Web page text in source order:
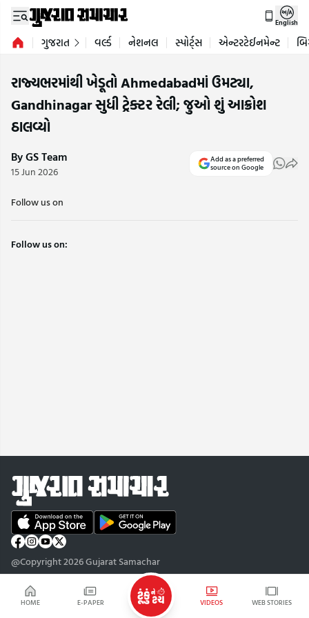
HOME E-PAPER VIDEOS WEB STORIES
English
ગુજરાત વર્લ્ડ નેશનલ સ્પોર્ટ્સ એન્ટરટેઈનમેન્ટ
રાજ્યભરમાંથી ખેડૂતો Ahmedabadમાં ઉમટ્યા,
Gandhinagar સુધી ટ્રેક્ટર રેલી; જુઓ શું આક્રોશ
ઠાલવ્યો
By GS Team
15 Jun 2026
Add as a preferred
source on Google
Follow us on
Follow us on:
@Copyright 2026 Gujarat Samachar